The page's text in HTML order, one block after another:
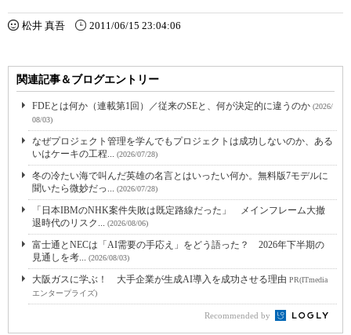
松井 真吾 2011/06/15 23:04:06
関連記事＆ブログエントリー
FDEとは何か（連載第1回）／従来のSEと、何が決定的に違うのか (2026/
08/03)
なぜプロジェクト管理を学んでもプロジェクトは成功しないのか、ある
いはケーキの工程... (2026/07/28)
冬の冷たい海で叫んだ英雄の名言とはいったい何か。無料版7モデルに
聞いたら微妙だっ... (2026/07/28)
「日本IBMのNHK案件失敗は既定路線だった」 メインフレーム大撤
退時代のリスク... (2026/08/06)
富士通とNECは「AI需要の手応え」をどう語った？ 2026年下半期の
見通しを考... (2026/08/03)
大阪ガスに学ぶ！ 大手企業が生成AI導入を成功させる理由 PR(ITmedia
エンタープライズ)
Recommended by